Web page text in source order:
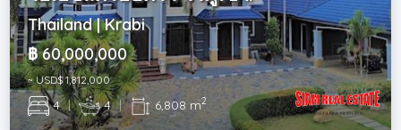
Thailand | Krabi
฿ 60,000,000
~ USD$ 1,812,000
4 | 4 | 6,808 m2